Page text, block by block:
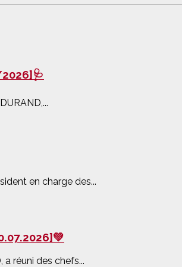
en charge des...
réuni des chefs...